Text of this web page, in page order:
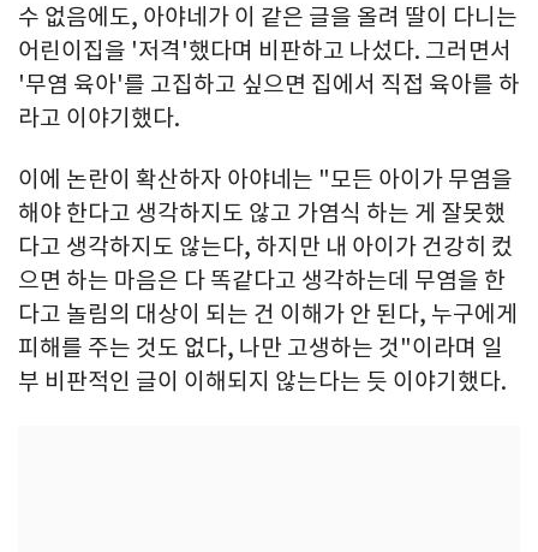
수 없음에도, 아야네가 이 같은 글을 올려 딸이 다니는
어린이집을 '저격'했다며 비판하고 나섰다. 그러면서
'무염 육아'를 고집하고 싶으면 집에서 직접 육아를 하
라고 이야기했다.
이에 논란이 확산하자 아야네는 "모든 아이가 무염을
해야 한다고 생각하지도 않고 가염식 하는 게 잘못했
다고 생각하지도 않는다, 하지만 내 아이가 건강히 컸
으면 하는 마음은 다 똑같다고 생각하는데 무염을 한
다고 놀림의 대상이 되는 건 이해가 안 된다, 누구에게
피해를 주는 것도 없다, 나만 고생하는 것"이라며 일
부 비판적인 글이 이해되지 않는다는 듯 이야기했다.